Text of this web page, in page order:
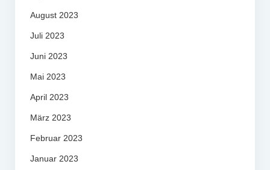
August 2023
Juli 2023
Juni 2023
Mai 2023
April 2023
März 2023
Februar 2023
Januar 2023